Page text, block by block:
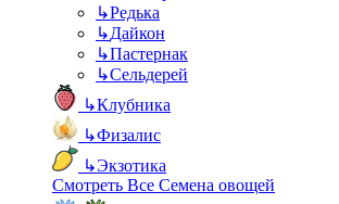
↳Редька
↳Дайкон
↳Пастернак
↳Сельдерей
↳Клубника
↳Физалис
↳Экзотика
Смотреть Все Семена овощей